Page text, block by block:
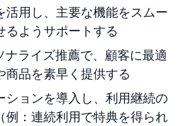
活用し、主要な機能をスムー
るようサポートする
ナライズ推薦で、顧客に最適
商品を素早く提供する
ションを導入し、利用継続の
例：連続利用で特典を得られ